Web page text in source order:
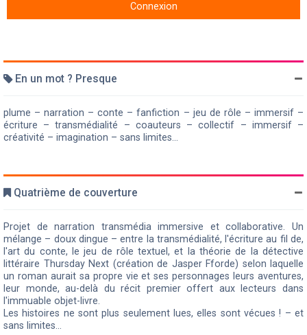
En un mot ? Presque
plume – narration – conte – fanfiction – jeu de rôle – immersif –
écriture – transmédialité – coauteurs – collectif – immersif –
créativité – imagination – sans limites...
Quatrième de couverture
Projet de narration transmédia immersive et collaborative. Un
mélange – doux dingue – entre la transmédialité, l'écriture au fil de,
l'art du conte, le jeu de rôle textuel, et la théorie de la détective
littéraire Thursday Next (création de Jasper Fforde) selon laquelle
un roman aurait sa propre vie et ses personnages leurs aventures,
leur monde, au-delà du récit premier offert aux lecteurs dans
l'immuable objet-livre.
Les histoires ne sont plus seulement lues, elles sont vécues ! – et
sans limites...